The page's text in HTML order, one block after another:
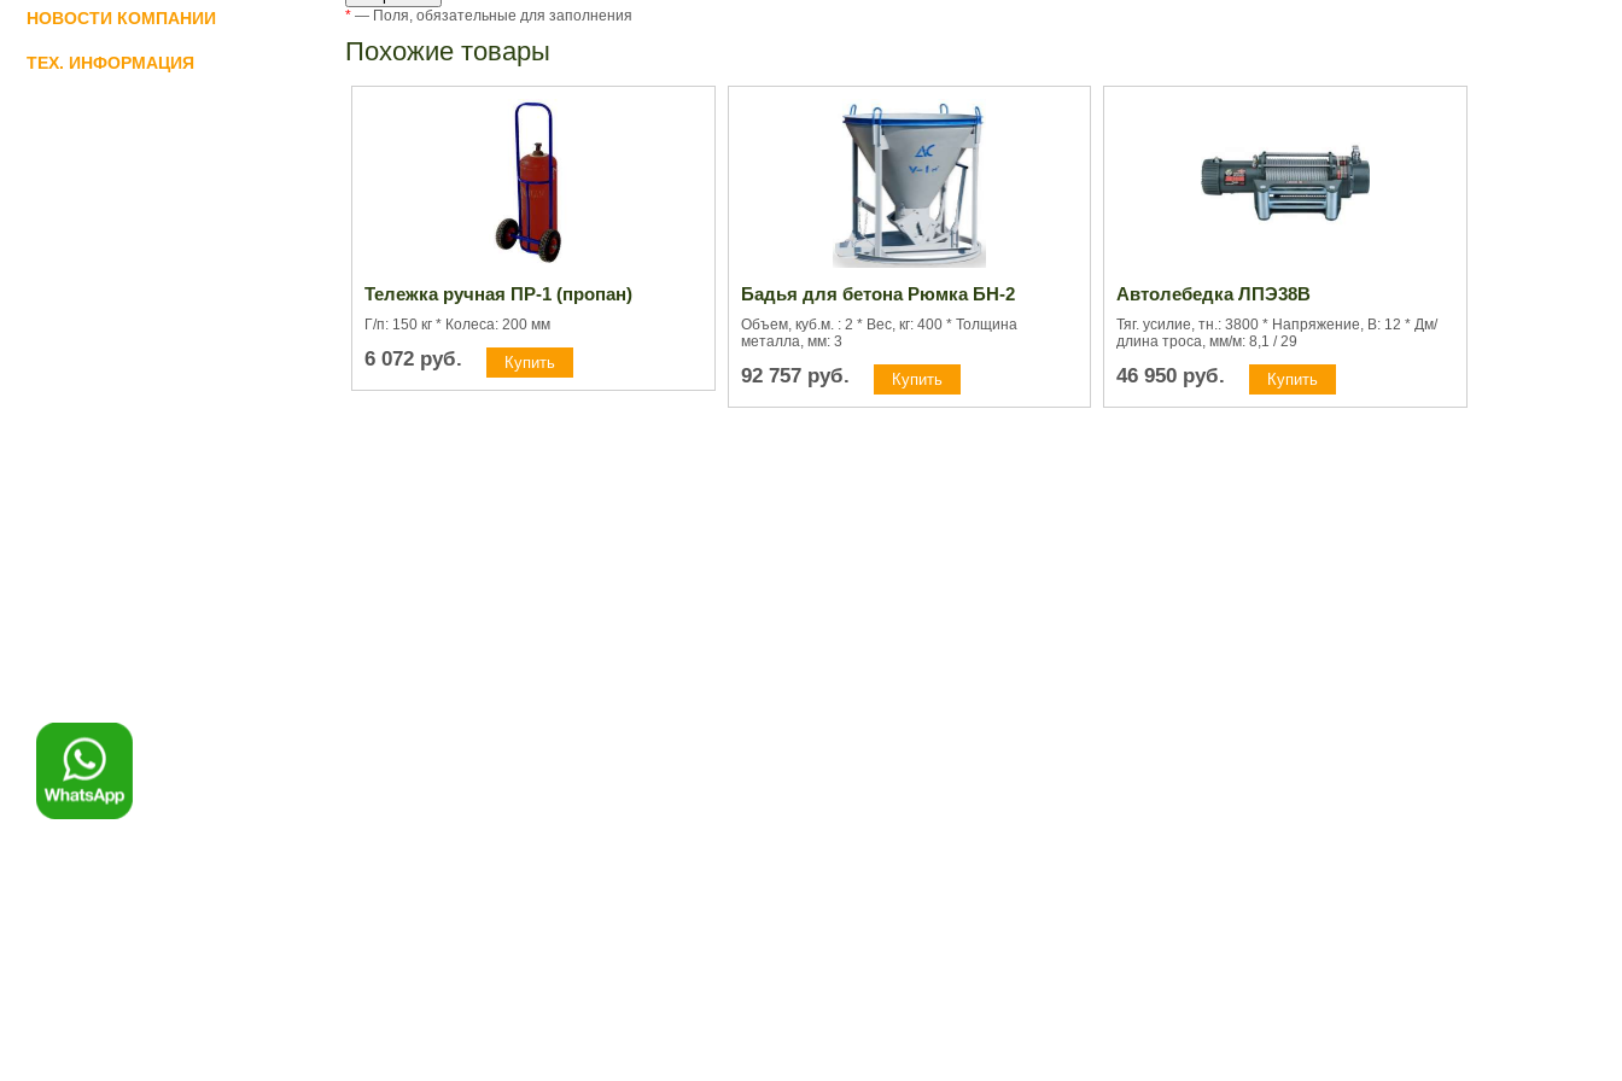
НОВОСТИ КОМПАНИИ
ТЕХ. ИНФОРМАЦИЯ
* — Поля, обязательные для заполнения
Похожие товары
Тележка ручная ПР-1 (пропан)
Г/п: 150 кг * Колеса: 200 мм
6 072 руб.
Бадья для бетона Рюмка БН-2
Объем, куб.м. : 2 * Вес, кг: 400 * Толщина
металла, мм: 3
92 757руб.
Автолебедка ЛПЭ38В
Тяг. усилие, тн.: 3800 * Напряжение, В: 12 * Дм/
длина троса, мм/м: 8,1 / 29
46 950 руб.